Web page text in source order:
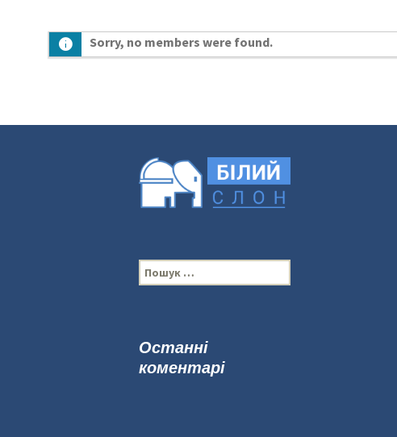
Sorry, no members were found.
П
о
:Останні
коментарі